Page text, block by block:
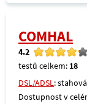
COMHAL
4.2
testů celkem: 18
DSL/ADSL:
Dostupnost v